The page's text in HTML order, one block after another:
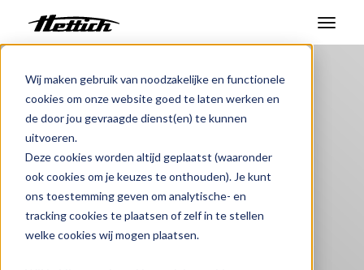
Wij maken gebruik van noodzakelijke en functionele
cookies om onze website goed te laten werken en
de door jou gevraagde dienst(en) te kunnen
uitvoeren.
Deze cookies worden altijd geplaatst (waaronder
ook cookies om je keuzes te onthouden). Je kunt
ons toestemming geven om analytische- en
tracking cookies te plaatsen of zelf in te stellen
welke cookies wij mogen plaatsen.
Producten
Markten
Support Center
Over ons
Contact
Waterbad WTB
Veelzijdig waterbad